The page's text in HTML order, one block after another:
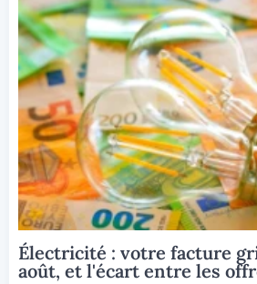
Électricité : votre facture
août, et l'écart entre les